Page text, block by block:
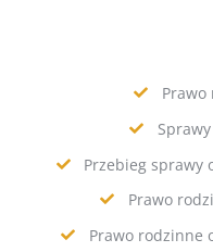
Prawo
Przebieg sprawy
Prawo
Prawo rodzinne